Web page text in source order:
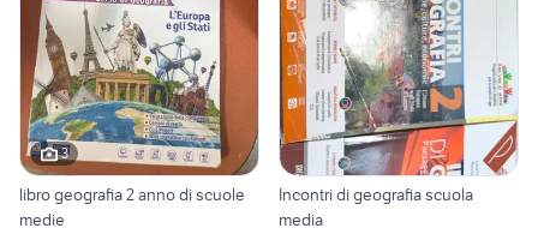
3
libro geografia 2 anno di scuole
medie
Incontri di geografia scuola
media